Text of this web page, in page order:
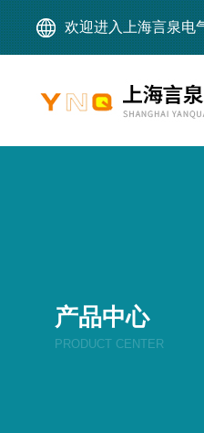
欢迎进入上海言泉电
产品中心
PRODUCT CENTER